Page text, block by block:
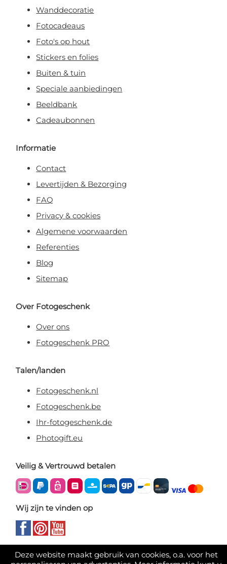
Deze website maakt gebruik van cookies, o.a. voor het
Wanddecoratie
Fotocadeaus
Foto's op hout
Stickers en folies
Buiten & tuin
Speciale aanbiedingen
Beeldbank
Cadeaubonnen
Informatie
Contact
Levertijden & Bezorging
FAQ
Privacy & cookies
Algemene voorwaarden
Referenties
Blog
Sitemap
Over Fotogeschenk
Over ons
Fotogeschenk PRO
Talen/landen
Fotogeschenk.nl
Fotogeschenk.be
Ihr-fotogeschenk.de
Photogift.eu
Veilig & Vertrouwd betalen
Wij zijn te vinden op